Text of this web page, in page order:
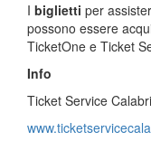
I biglietti per
possono essere
TicketOne e Ticket
Info
Ticket Service